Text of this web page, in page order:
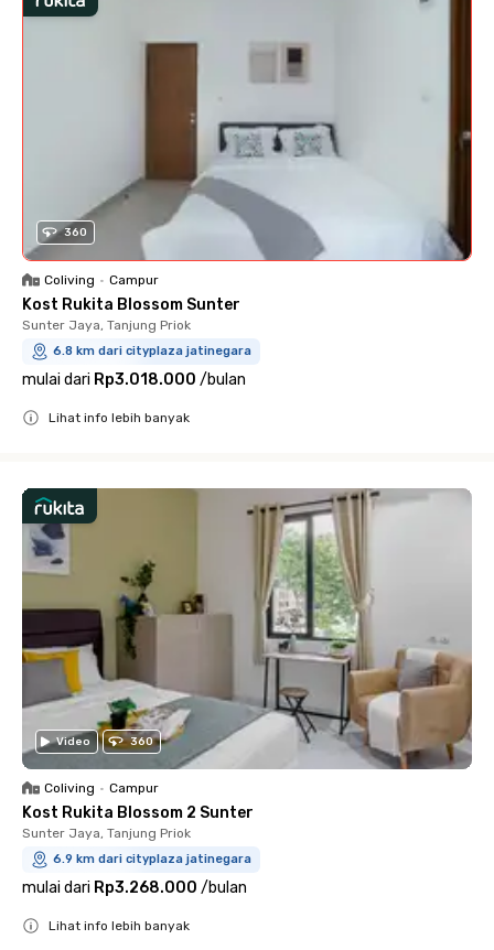
360
Coliving • Campur
Kost Rukita Blossom Sunter
Sunter Jaya, Tanjung Priok
6.8 km dari cityplaza jatinegara
mulai dari Rp3.018.000 /bulan
Lihat info lebih banyak
Video 360
Coliving • Campur
Kost Rukita Blossom 2 Sunter
Sunter Jaya, Tanjung Priok
6.9 km dari cityplaza jatinegara
mulai dari Rp3.268.000 /bulan
Lihat info lebih banyak